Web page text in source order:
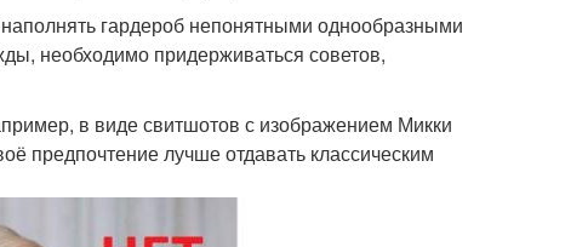
гардероб непонятными однообразными
необходимо придерживаться советов,
в виде свитшотов с изображением Микки
предпочтение лучше отдавать классическим